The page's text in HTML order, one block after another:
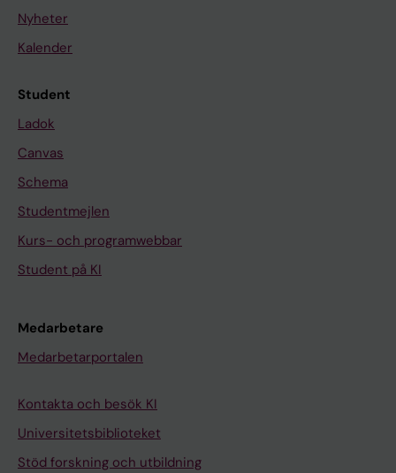
Nyheter
Kalender
Student
Ladok
Canvas
Schema
Studentmejlen
Kurs- och programwebbar
Student på KI
Medarbetare
Medarbetarportalen
Kontakta och besök KI
Universitetsbiblioteket
Stöd forskning och utbildning